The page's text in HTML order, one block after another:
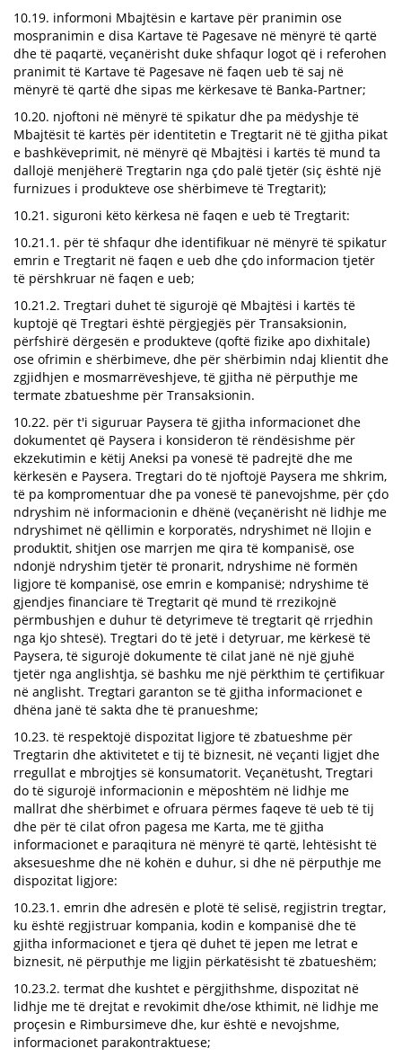
10.19. informoni Mbajtësin e kartave për pranimin ose
mospranimin e disa Kartave të Pagesave në mënyrë të qartë
dhe të paqartë, veçanërisht duke shfaqur logot që i referohen
pranimit të Kartave të Pagesave në faqen ueb të saj në
mënyrë të qartë dhe sipas me kërkesave të Banka-Partner;
10.20. njoftoni në mënyrë të spikatur dhe pa mëdyshje të
Mbajtësit të kartës për identitetin e Tregtarit në të gjitha pikat
e bashkëveprimit, në mënyrë që Mbajtësi i kartës të mund ta
dallojë menjëherë Tregtarin nga çdo palë tjetër (siç është një
furnizues i produkteve ose shërbimeve të Tregtarit);
10.21. siguroni këto kërkesa në faqen e ueb të Tregtarit:
10.21.1. për të shfaqur dhe identifikuar në mënyrë të spikatur
emrin e Tregtarit në faqen e ueb dhe çdo informacion tjetër
të përshkruar në faqen e ueb;
10.21.2. Tregtari duhet të sigurojë që Mbajtësi i kartës të
kuptojë që Tregtari është përgjegjës për Transaksionin,
përfshirë dërgesën e produkteve (qoftë fizike apo dixhitale)
ose ofrimin e shërbimeve, dhe për shërbimin ndaj klientit dhe
zgjidhjen e mosmarrëveshjeve, të gjitha në përputhje me
termate zbatueshme për Transaksionin.
10.22. për t'i siguruar Paysera të gjitha informacionet dhe
dokumentet që Paysera i konsideron të rëndësishme për
ekzekutimin e këtij Aneksi pa vonesë të padrejtë dhe me
kërkesën e Paysera. Tregtari do të njoftojë Paysera me shkrim,
të pa kompromentuar dhe pa vonesë të panevojshme, për çdo
ndryshim në informacionin e dhënë (veçanërisht në lidhje me
ndryshimet në qëllimin e korporatës, ndryshimet në llojin e
produktit, shitjen ose marrjen me qira të kompanisë, ose
ndonjë ndryshim tjetër të pronarit, ndryshime në formën
ligjore të kompanisë, ose emrin e kompanisë; ndryshime të
gjendjes financiare të Tregtarit që mund të rrezikojnë
përmbushjen e duhur të detyrimeve të tregtarit që rrjedhin
nga kjo shtesë). Tregtari do të jetë i detyruar, me kërkesë të
Paysera, të sigurojë dokumente të cilat janë në një gjuhë
tjetër nga anglishtja, së bashku me një përkthim të çertifikuar
në anglisht. Tregtari garanton se të gjitha informacionet e
dhëna janë të sakta dhe të pranueshme;
10.23. të respektojë dispozitat ligjore të zbatueshme për
Tregtarin dhe aktivitetet e tij të biznesit, në veçanti ligjet dhe
rregullat e mbrojtjes së konsumatorit. Veçanëtusht, Tregtari
do të sigurojë informacionin e mëposhtëm në lidhje me
mallrat dhe shërbimet e ofruara përmes faqeve të ueb të tij
dhe për të cilat ofron pagesa me Karta, me të gjitha
informacionet e paraqitura në mënyrë të qartë, lehtësisht të
aksesueshme dhe në kohën e duhur, si dhe në përputhje me
dispozitat ligjore:
10.23.1. emrin dhe adresën e plotë të selisë, regjistrin tregtar,
ku është regjistruar kompania, kodin e kompanisë dhe të
gjitha informacionet e tjera që duhet të jepen me letrat e
biznesit, në përputhje me ligjin përkatësisht të zbatueshëm;
10.23.2. termat dhe kushtet e përgjithshme, dispozitat në
lidhje me të drejtat e revokimit dhe/ose kthimit, në lidhje me
proçesin e Rimbursimeve dhe, kur është e nevojshme,
informacionet parakontraktuese;